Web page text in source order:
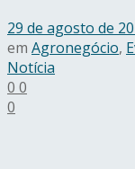
29 de agosto de
em Agronegócio,
Notícia
0 0
0